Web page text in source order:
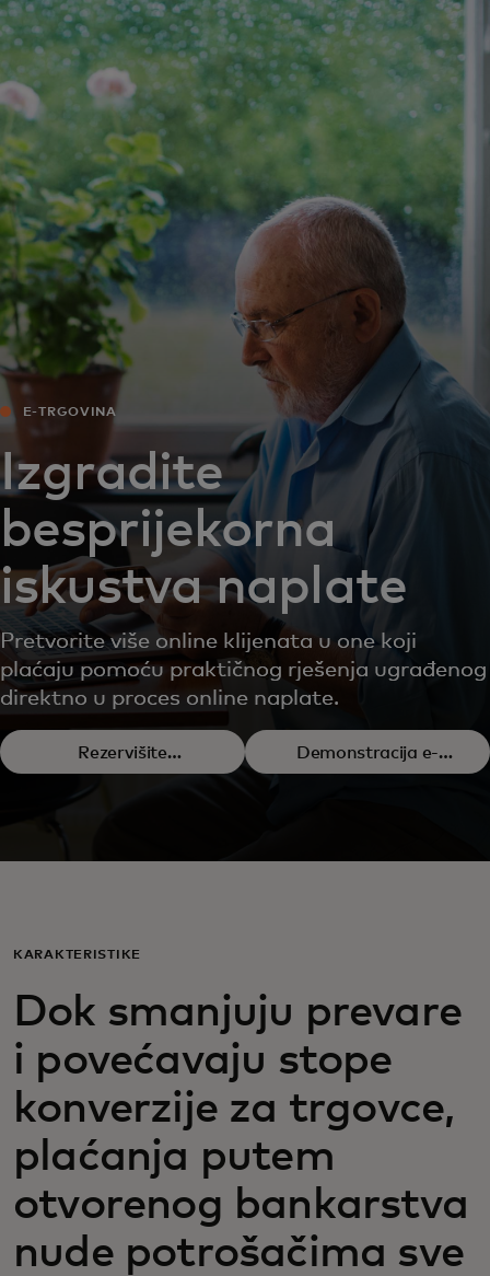
Za vas
Za biznis
Za svijet
Za inovatore
Novosti i trendovi
E-TRGOVINA
Izgradite
besprijekorna
iskustva naplate
Pretvorite više online klijenata u one koji
plaćaju pomoću praktičnog rješenja ugrađenog
direktno u proces online naplate.
Rezervišite
Demonstracija e-
KARAKTERISTIKE
Dok smanjuju prevare
i povećavaju stope
konverzije za trgovce,
plaćanja putem
otvorenog bankarstva
nude potrošačima sve